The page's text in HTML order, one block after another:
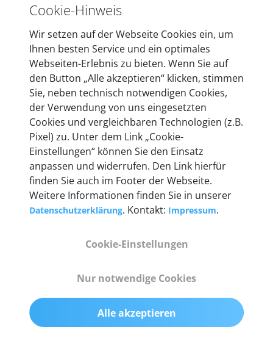
entwickeln wir unsere Produkte am Standort in
Berlin laufend weiter. Auf diese Qualität vertrauen
heute mehr als 60.000 Privatkunden und
Unternehmen.
Technische Details &
Lieferumfang
Abmessungen
OBD2-Pins
Cookie-Hinweis
Wir setzen auf der Webseite Cookies ein, um
Ihnen besten Service und ein optimales
Webseiten-Erlebnis zu bieten. Wenn Sie auf
den Button „Alle akzeptieren“ klicken, stimmen
Sie, neben technisch notwendigen Cookies,
der Verwendung von uns eingesetzten
Cookies und vergleichbaren Technologien (z.B.
Pixel) zu. Unter dem Link „Cookie-
Einstellungen“ können Sie den Einsatz
anpassen und widerrufen. Den Link hierfür
finden Sie auch im Footer der Webseite.
Weitere Informationen finden Sie in unserer
Datenschutzerklärung. Kontakt: Impressum.
Cookie-Einstellungen
Nur notwendige Cookies
Alle akzeptieren